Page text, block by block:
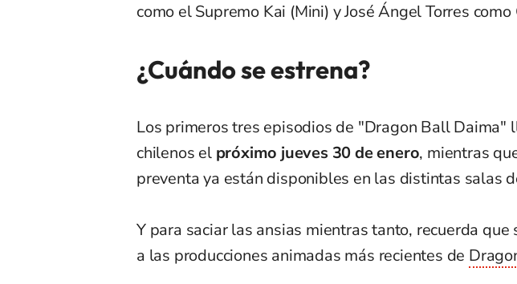
como el Supremo Kai (Mini) y José Ángel Torres como
¿Cuándo se estrena?
Los primeros tres episodios de "Dragon Ball Daima"
chilenos el próximo jueves 30 de enero, mientras
preventa ya están disponibles en las distintas salas
Y para saciar las ansias mientras tanto, recuerda
a las producciones animadas más recientes de